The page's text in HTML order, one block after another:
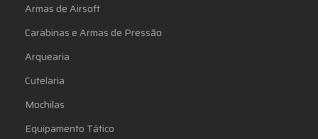
Armas de Airsoft
Carabinas e Armas de Pressão
Arquearia
Cutelaria
Mochilas
Equipamento Tático